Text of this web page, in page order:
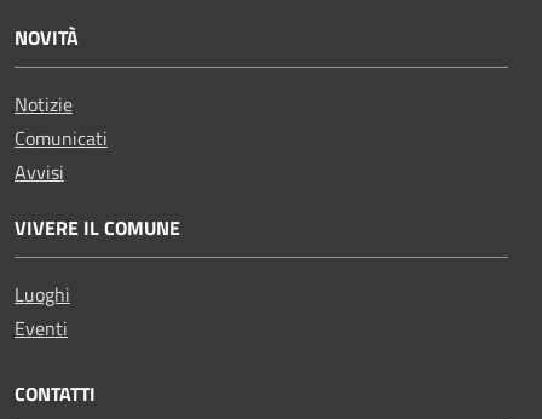
NOVITÀ
Notizie
Comunicati
Avvisi
VIVERE IL COMUNE
Luoghi
Eventi
CONTATTI